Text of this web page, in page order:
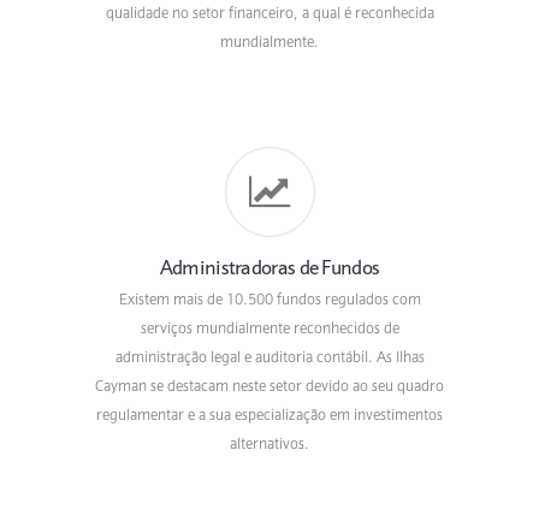
qualidade no setor financeiro, a qual é reconhecida
mundialmente.
Administradoras de Fundos
Existem mais de 10.500 fundos regulados com
serviços mundialmente reconhecidos de
administração legal e auditoria contábil. As Ilhas
Cayman se destacam neste setor devido ao seu quadro
regulamentar e a sua especialização em investimentos
alternativos.